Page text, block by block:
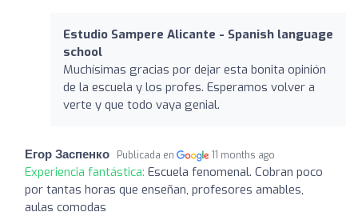
Estudio Sampere Alicante - Spanish language
school
Muchísimas gracias por dejar esta bonita opinión
de la escuela y los profes. Esperamos volver a
verte y que todo vaya genial.
Егор Заспенко Publicada en 11 months ago
Experiencia fantástica: Escuela fenomenal. Cobran poco
por tantas horas que enseñan, profesores amables,
aulas comodas